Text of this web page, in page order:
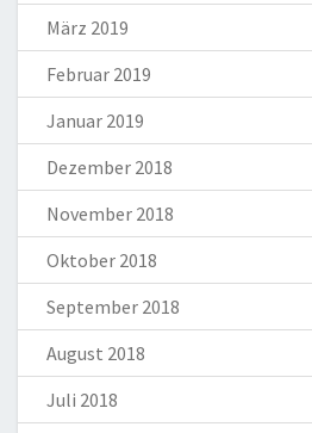
März 2019
Februar 2019
Januar 2019
Dezember 2018
November 2018
Oktober 2018
September 2018
August 2018
Juli 2018